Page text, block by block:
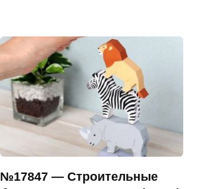
№17847 — Строительные